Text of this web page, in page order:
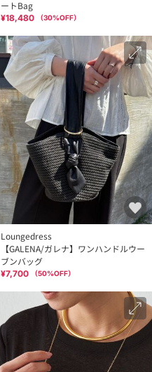
ートBag
¥18,480 （30%OFF）
Loungedress
【GALENA/ガレナ】ワンハンドルウー
ブンバッグ
¥7,700 （50%OFF）